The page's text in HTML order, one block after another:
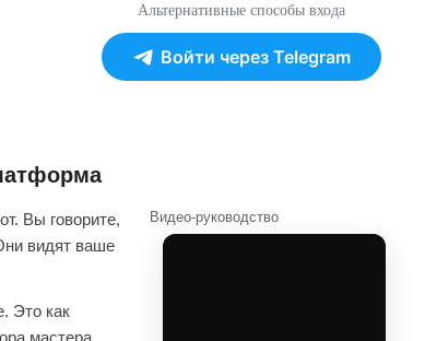
Альтернативные способы входа
Войти через Telegram
Вы говорите,
видят ваше
Это как
мастера.
Видео-руководство